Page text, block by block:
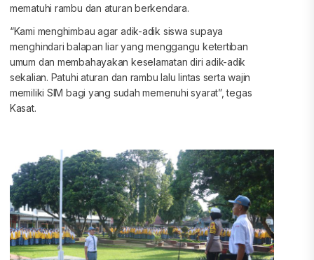
mematuhi rambu dan aturan berkendara.
“Kami menghimbau agar adik-adik siswa supaya
menghindari balapan liar yang menggangu ketertiban
umum dan membahayakan keselamatan diri adik-adik
sekalian. Patuhi aturan dan rambu lalu lintas serta wajin
memiliki SIM bagi yang sudah memenuhi syarat”, tegas
Kasat.